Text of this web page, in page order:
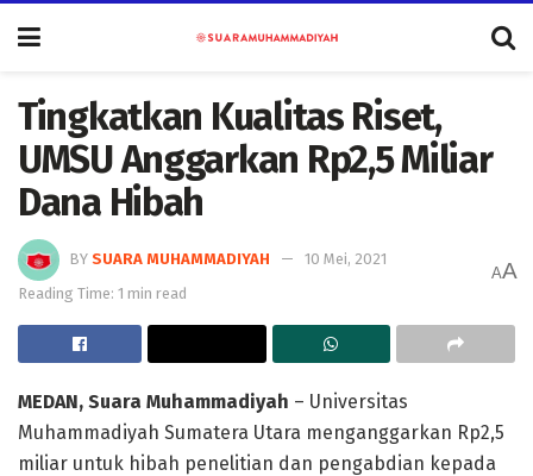
Tingkatkan Kualitas Riset,
UMSU Anggarkan Rp2,5 Miliar
Dana Hibah
BY SUARA MUHAMMADIYAH
10 Mei, 2021
Reading Time: 1 min read
AA
MEDAN, Suara Muhammadiyah – Universitas
Muhammadiyah Sumatera Utara menganggarkan Rp2,5
miliar untuk hibah penelitian dan pengabdian kepada